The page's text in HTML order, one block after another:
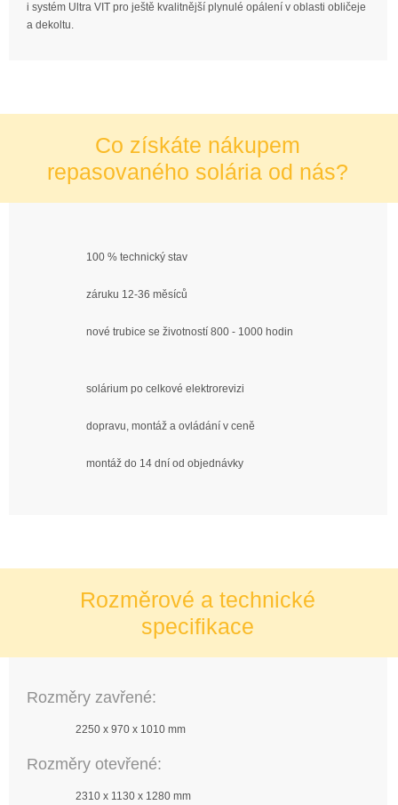
i systém Ultra VIT pro ještě kvalitnější plynulé opálení v oblasti obličeje
a dekoltu.
Co získáte nákupem
repasovaného solária od nás?
100 % technický stav
záruku 12-36 měsíců
nové trubice se životností 800 - 1000 hodin
solárium po celkové elektrorevizi
dopravu, montáž a ovládání v ceně
montáž do 14 dní od objednávky
Rozměrové a technické
specifikace
Rozměry zavřené:
2250 x 970 x 1010 mm
Rozměry otevřené:
2310 x 1130 x 1280 mm